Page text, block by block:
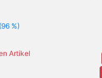
(96 %)
Artikel